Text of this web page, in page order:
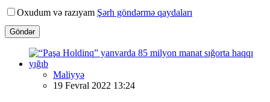
Oxudum və razıyam Şərh göndərmə qaydaları
Göndər
Maliyyə
19 Fevral 2022 13:24